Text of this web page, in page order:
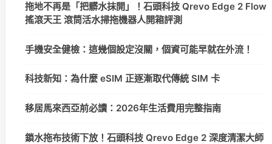
拖地不再是「把髒水抹開」！石頭科技 Qrevo Edge 2 Flow
搖滾天王 滾筒活水掃拖機器人開箱評測
手機安全健檢：這幾個設定沒關，個資可能早就在外流！
科技新知：為什麼 eSIM 正逐漸取代傳統 SIM 卡
移居馬來西亞前必讀：2026年生活費用完整指南
鎖水拖布技術下放！石頭科技 Qrevo Edge 2 深度清潔大師